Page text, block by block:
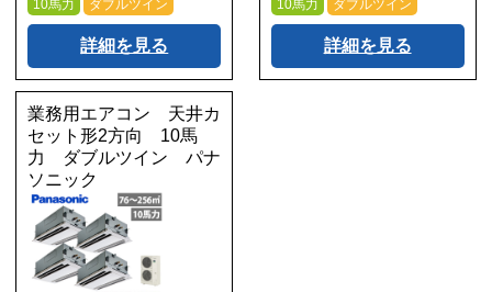
10馬力 ダブルツイン
詳細を見る
10馬力 ダブルツイン
詳細を見る
業務用エアコン 天井カ
セット形2方向 10馬
力 ダブルツイン パナ
ソニック